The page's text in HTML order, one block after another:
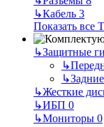
↳Кабель 3
Показать все
↳Защитные
↳
↳
↳Жесткие
↳ИБП 0
↳Мониторы 0